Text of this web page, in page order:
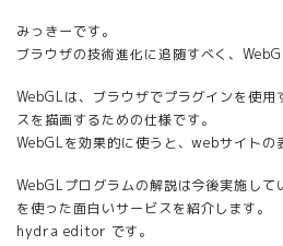
みっきーです。
ブラウザの技術進化に追随すべく、
WebGLは、ブラウザでプラグインを使用
スを描画するための仕様です。
WebGLを効果的に使うと、webサイトの
WebGLプログラムの解説は今後実施し
を使った面白いサービスを紹介します。
hydra editor です。